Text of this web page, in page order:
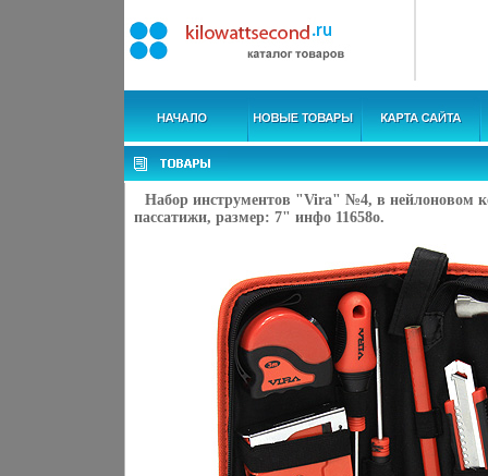
Набор инструментов "Vira" №4, в нейлоновом
пассатижи, размер: 7" инфо 11658o.